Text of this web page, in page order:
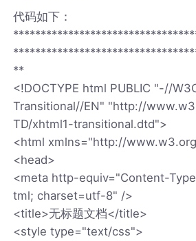
代码如下：
**
<!DOCTYPE html PUBLIC "-//
Transitional//EN" "http://
TD/xhtml1-transitional.dtd">
<html xmlns="http://
<head>
<meta http-equiv="Content-
tml; charset=utf-8" />
<title>无标题文档</title>
<style type="text/css">